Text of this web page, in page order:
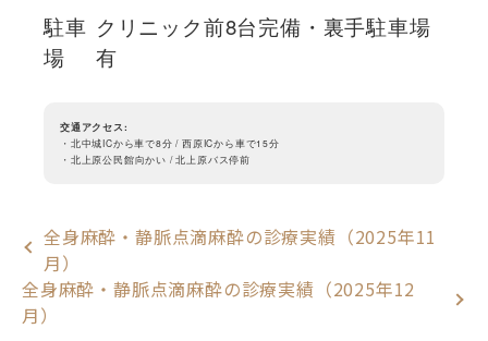
駐車
場
クリニック前8台完備・裏手駐車場
有
交通アクセス:
・北中城ICから車で8分 / 西原ICから車で15分
・北上原公民館向かい / 北上原バス停前
全身麻酔・静脈点滴麻酔の診療実績（2025年11
月）
全身麻酔・静脈点滴麻酔の診療実績（2025年12
月）